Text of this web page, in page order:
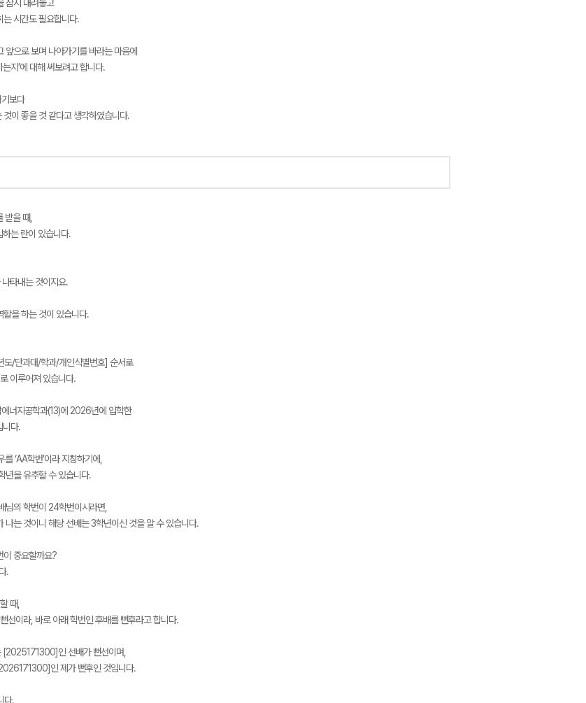
잠시 내려놓고
는 시간도 필요합니다.
앞으로 보며 나아가기를 바라는 마음에
지’에 대해 써보려고 합니다.
보다
이 좋을 것 같다고 생각하였습니다.
을 때,
는 란이 있습니다.
타내는 것이지요.
할을 하는 것이 있습니다.
도/단과대/학과/개인식별번호] 순서로
이루어져 있습니다.
너지공학과(13)에 2026년에 입학한
다.
‘AA학번’이라 지칭하기에,
년을 유추할 수 있습니다.
님의 학번이 24학번이시라면,
나는 것이니 해당 선배는 3학년이신 것을 알 수 있습니다.
이 중요할까요?
.
때,
선이라, 바로 아래 학번인 후배를 뻔후라고 합니다.
인 선배가 뻔선이며,
인 제가 뻔후인 것입니다.
다.